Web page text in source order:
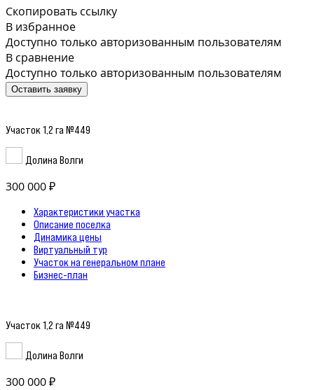
Скопировать ссылку
В избранное
Доступно только авторизованным пользователям
В сравнение
Доступно только авторизованным пользователям
Оставить заявку
Участок 1,2 га №449
Долина Волги
300 000 ₽
Характеристики участка
Описание поселка
Динамика цены
Виртуальный тур
Участок на генеральном плане
Бизнес-план
Участок 1,2 га №449
Долина Волги
300 000 ₽